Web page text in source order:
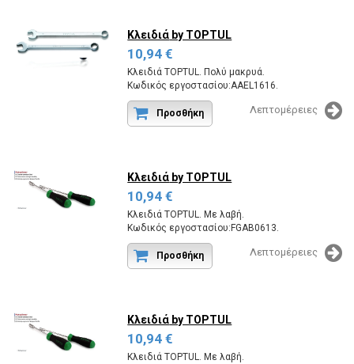
Κλειδιά by TOPTUL
10,94 €
Κλειδιά TOPTUL. Πολύ μακρυά.
Κωδικός εργοστασίου:AAEL1616.
Προσθήκη Λεπτομέρειες
Κλειδιά by TOPTUL
10,94 €
Κλειδιά TOPTUL. Με λαβή.
Κωδικός εργοστασίου:FGAB0613.
Προσθήκη Λεπτομέρειες
Κλειδιά by TOPTUL
10,94 €
Κλειδιά TOPTUL. Με λαβή.